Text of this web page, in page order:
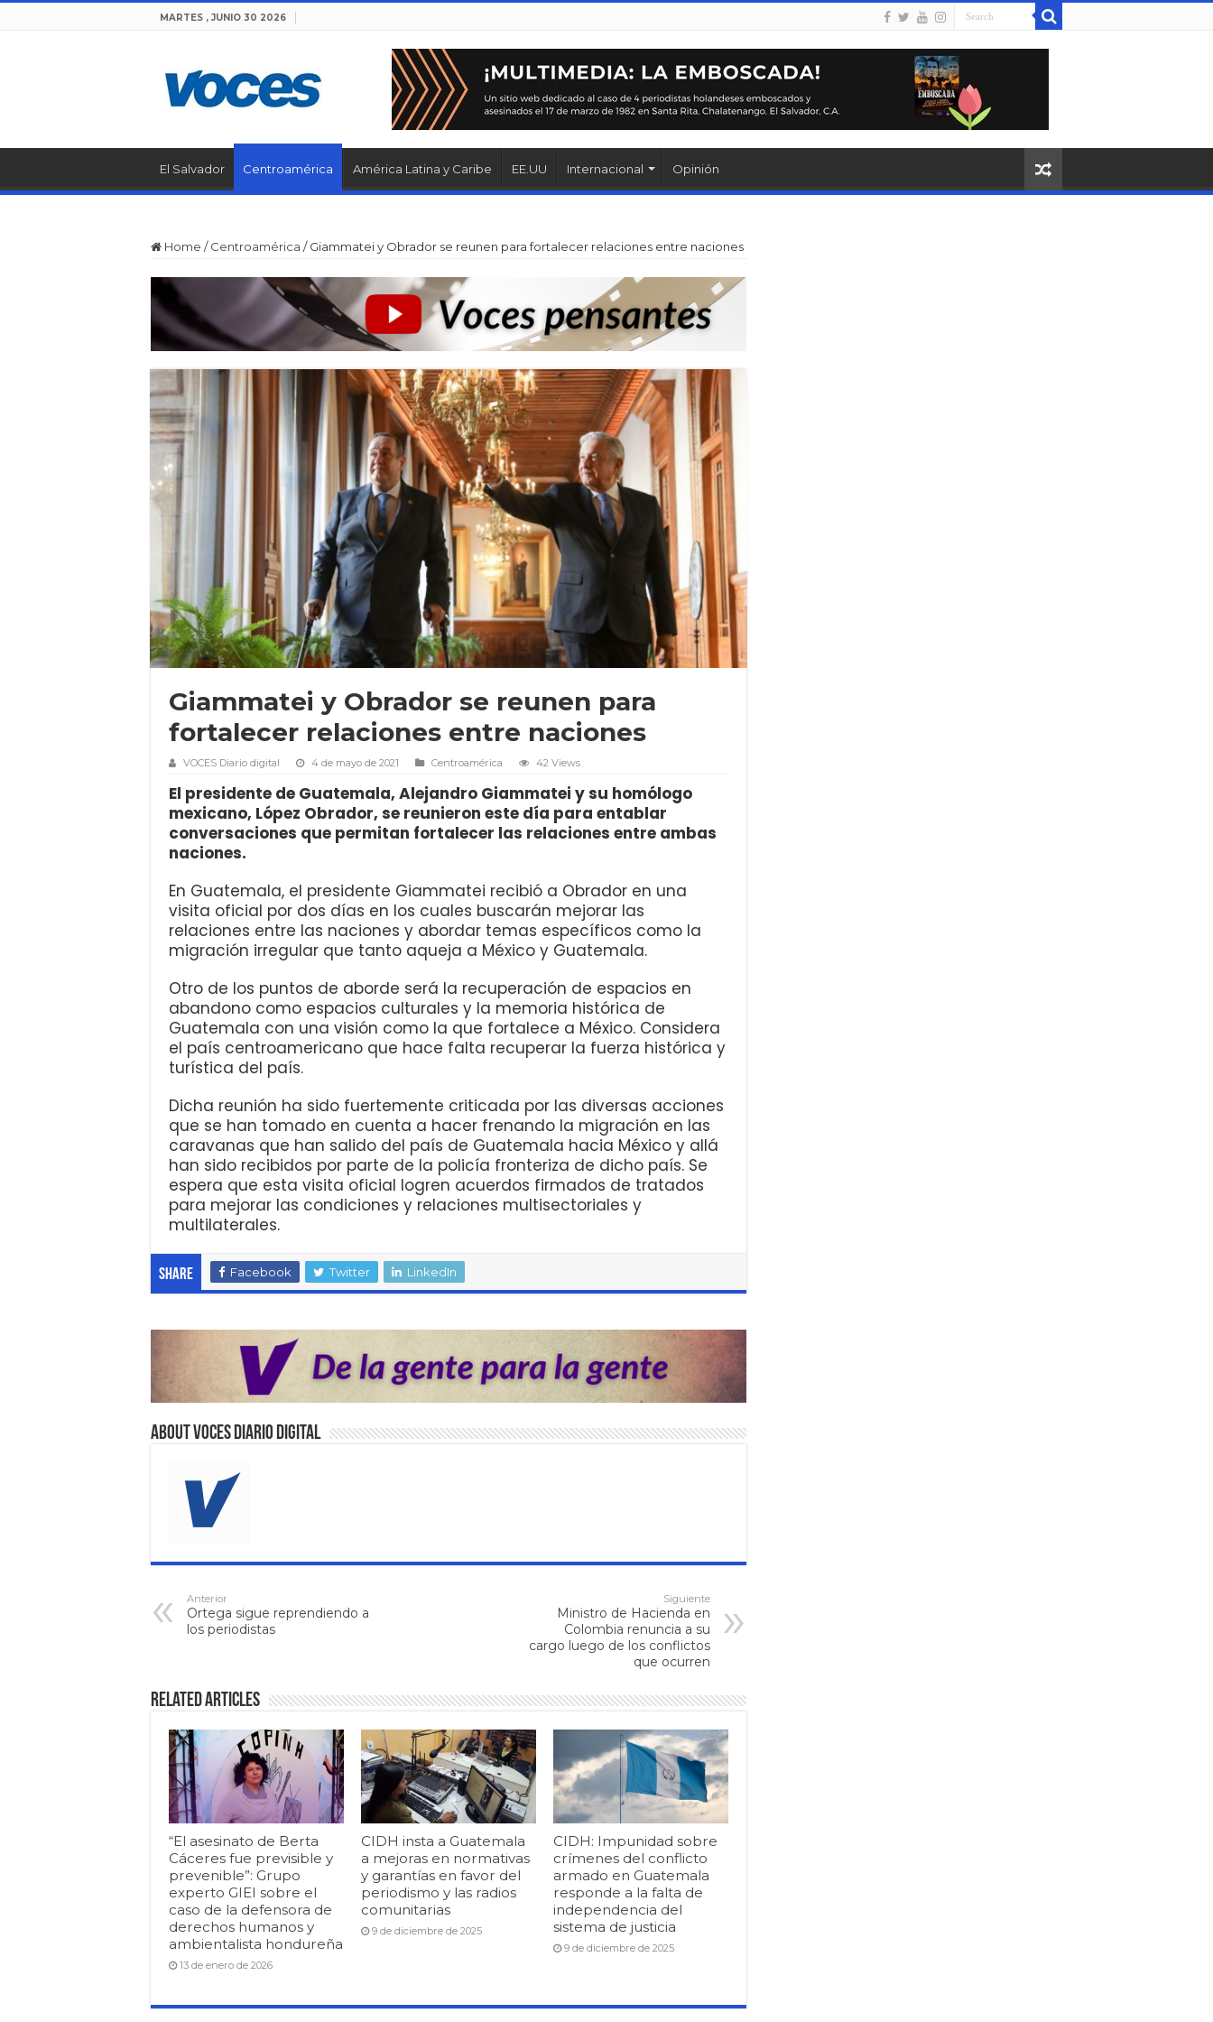
MARTES , JUNIO 30 2026
El Salvador Centroamérica América Latina y Caribe EE.UU Internacional Opinión
Home / Centroamérica / Giammatei y Obrador se reunen para fortalecer relaciones entre naciones
Giammatei y Obrador se reunen para
fortalecer relaciones entre naciones
VOCES Diario digital 4 de mayo de 2021 Centroamérica 42 Views
El presidente de Guatemala, Alejandro Giammatei y su homólogo
mexicano, López Obrador, se reunieron este día para entablar
conversaciones que permitan fortalecer las relaciones entre ambas
naciones.
En Guatemala, el presidente Giammatei recibió a Obrador en una
visita oficial por dos días en los cuales buscarán mejorar las
relaciones entre las naciones y abordar temas específicos como la
migración irregular que tanto aqueja a México y Guatemala.
Otro de los puntos de aborde será la recuperación de espacios en
abandono como espacios culturales y la memoria histórica de
Guatemala con una visión como la que fortalece a México. Considera
el país centroamericano que hace falta recuperar la fuerza histórica y
turística del país.
Dicha reunión ha sido fuertemente criticada por las diversas acciones
que se han tomado en cuenta a hacer frenando la migración en las
caravanas que han salido del país de Guatemala hacia México y allá
han sido recibidos por parte de la policía fronteriza de dicho país. Se
espera que esta visita oficial logren acuerdos firmados de tratados
para mejorar las condiciones y relaciones multisectoriales y
multilaterales.
Share Facebook Twitter LinkedIn
About VOCES Diario digital
Anterior
Ortega sigue reprendiendo a
los periodistas
Siguiente
Ministro de Hacienda en
Colombia renuncia a su
cargo luego de los conflictos
que ocurren
Related Articles
“El asesinato de Berta
Cáceres fue previsible y
prevenible”: Grupo
experto GIEI sobre el
caso de la defensora de
derechos humanos y
ambientalista hondureña
13 de enero de 2026
CIDH insta a Guatemala
a mejoras en normativas
y garantías en favor del
periodismo y las radios
comunitarias
9 de diciembre de 2025
CIDH: Impunidad sobre
crímenes del conflicto
armado en Guatemala
responde a la falta de
independencia del
sistema de justicia
9 de diciembre de 2025